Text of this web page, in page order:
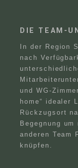
DIE TEAM-
In der Region
nach
und WG-
home“ idealer
Rückzugsort
Begegnung
anderen Team
knüpfen.